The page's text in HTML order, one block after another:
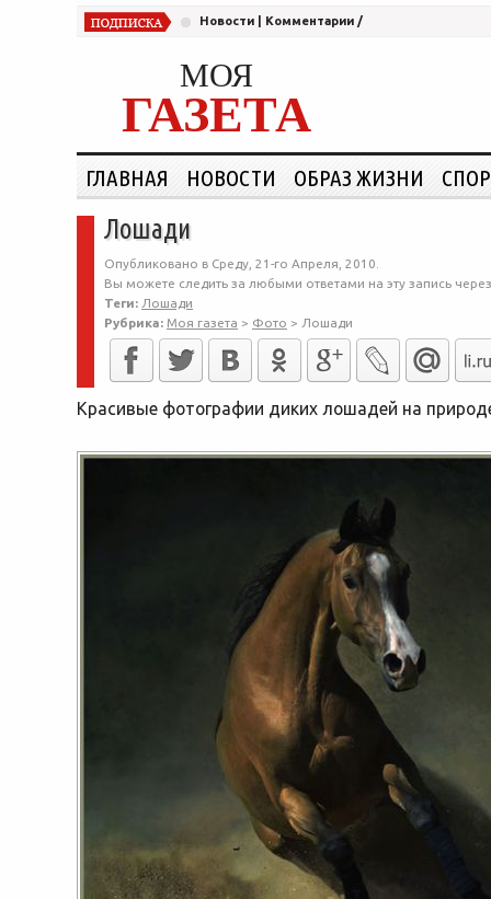
Новости Комментарии /
МОЯ
ГАЗЕТА
ГЛАВНАЯ НОВОСТИ ОБРАЗ ЖИЗНИ
Лошади
Опубликовано в Среду, 21-го Апреля, 2010.
Вы можете следить за любыми ответами на эту запись
Теги: Лошади
Рубрика: Моя газета > Фото > Лошади
Красивые фотографии диких лошадей на